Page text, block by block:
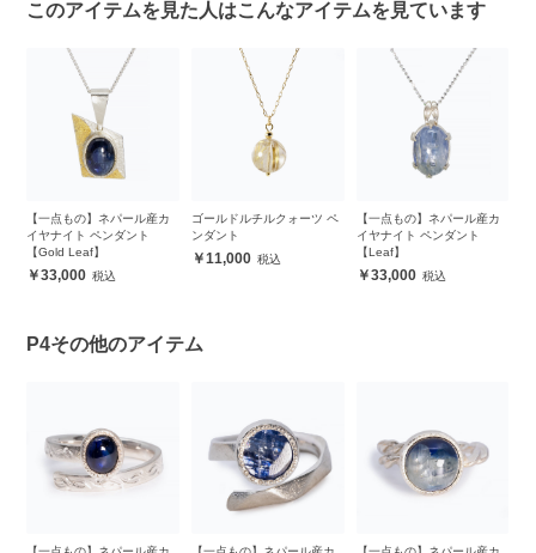
このアイテムを見た人はこんなアイテムを見ています
【一点もの】ネパール産カ
イヤナイト ペンダント
【Gold Leaf】
33,000
ゴールドルチルクォーツ ペ
ンダント
11,000
【一点もの】ネパール産カ
イヤナイト ペンダント
【Leaf】
33,000
P4その他のアイテム